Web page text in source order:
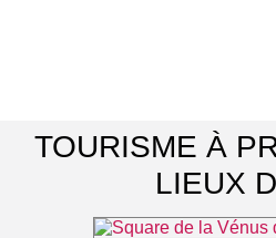
TOURISME À
LIEUX